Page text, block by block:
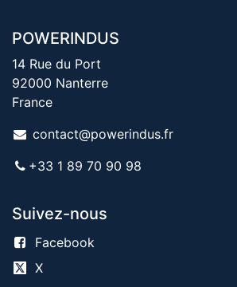
POWERINDUS
14 Rue du Port
92000 Nanterre
France
contact@powerindus.fr
+33 1 89 70 90 98
Suivez-nous
Facebook
X